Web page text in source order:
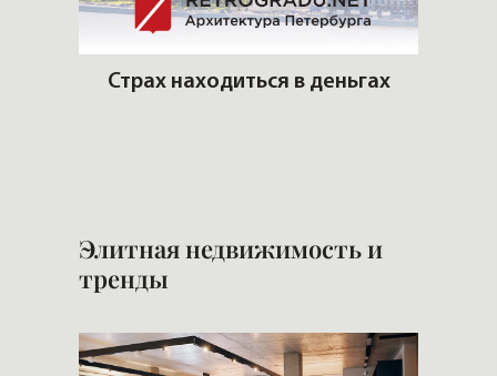
Страх находиться в деньгах
Элитная недвижимость и
тренды